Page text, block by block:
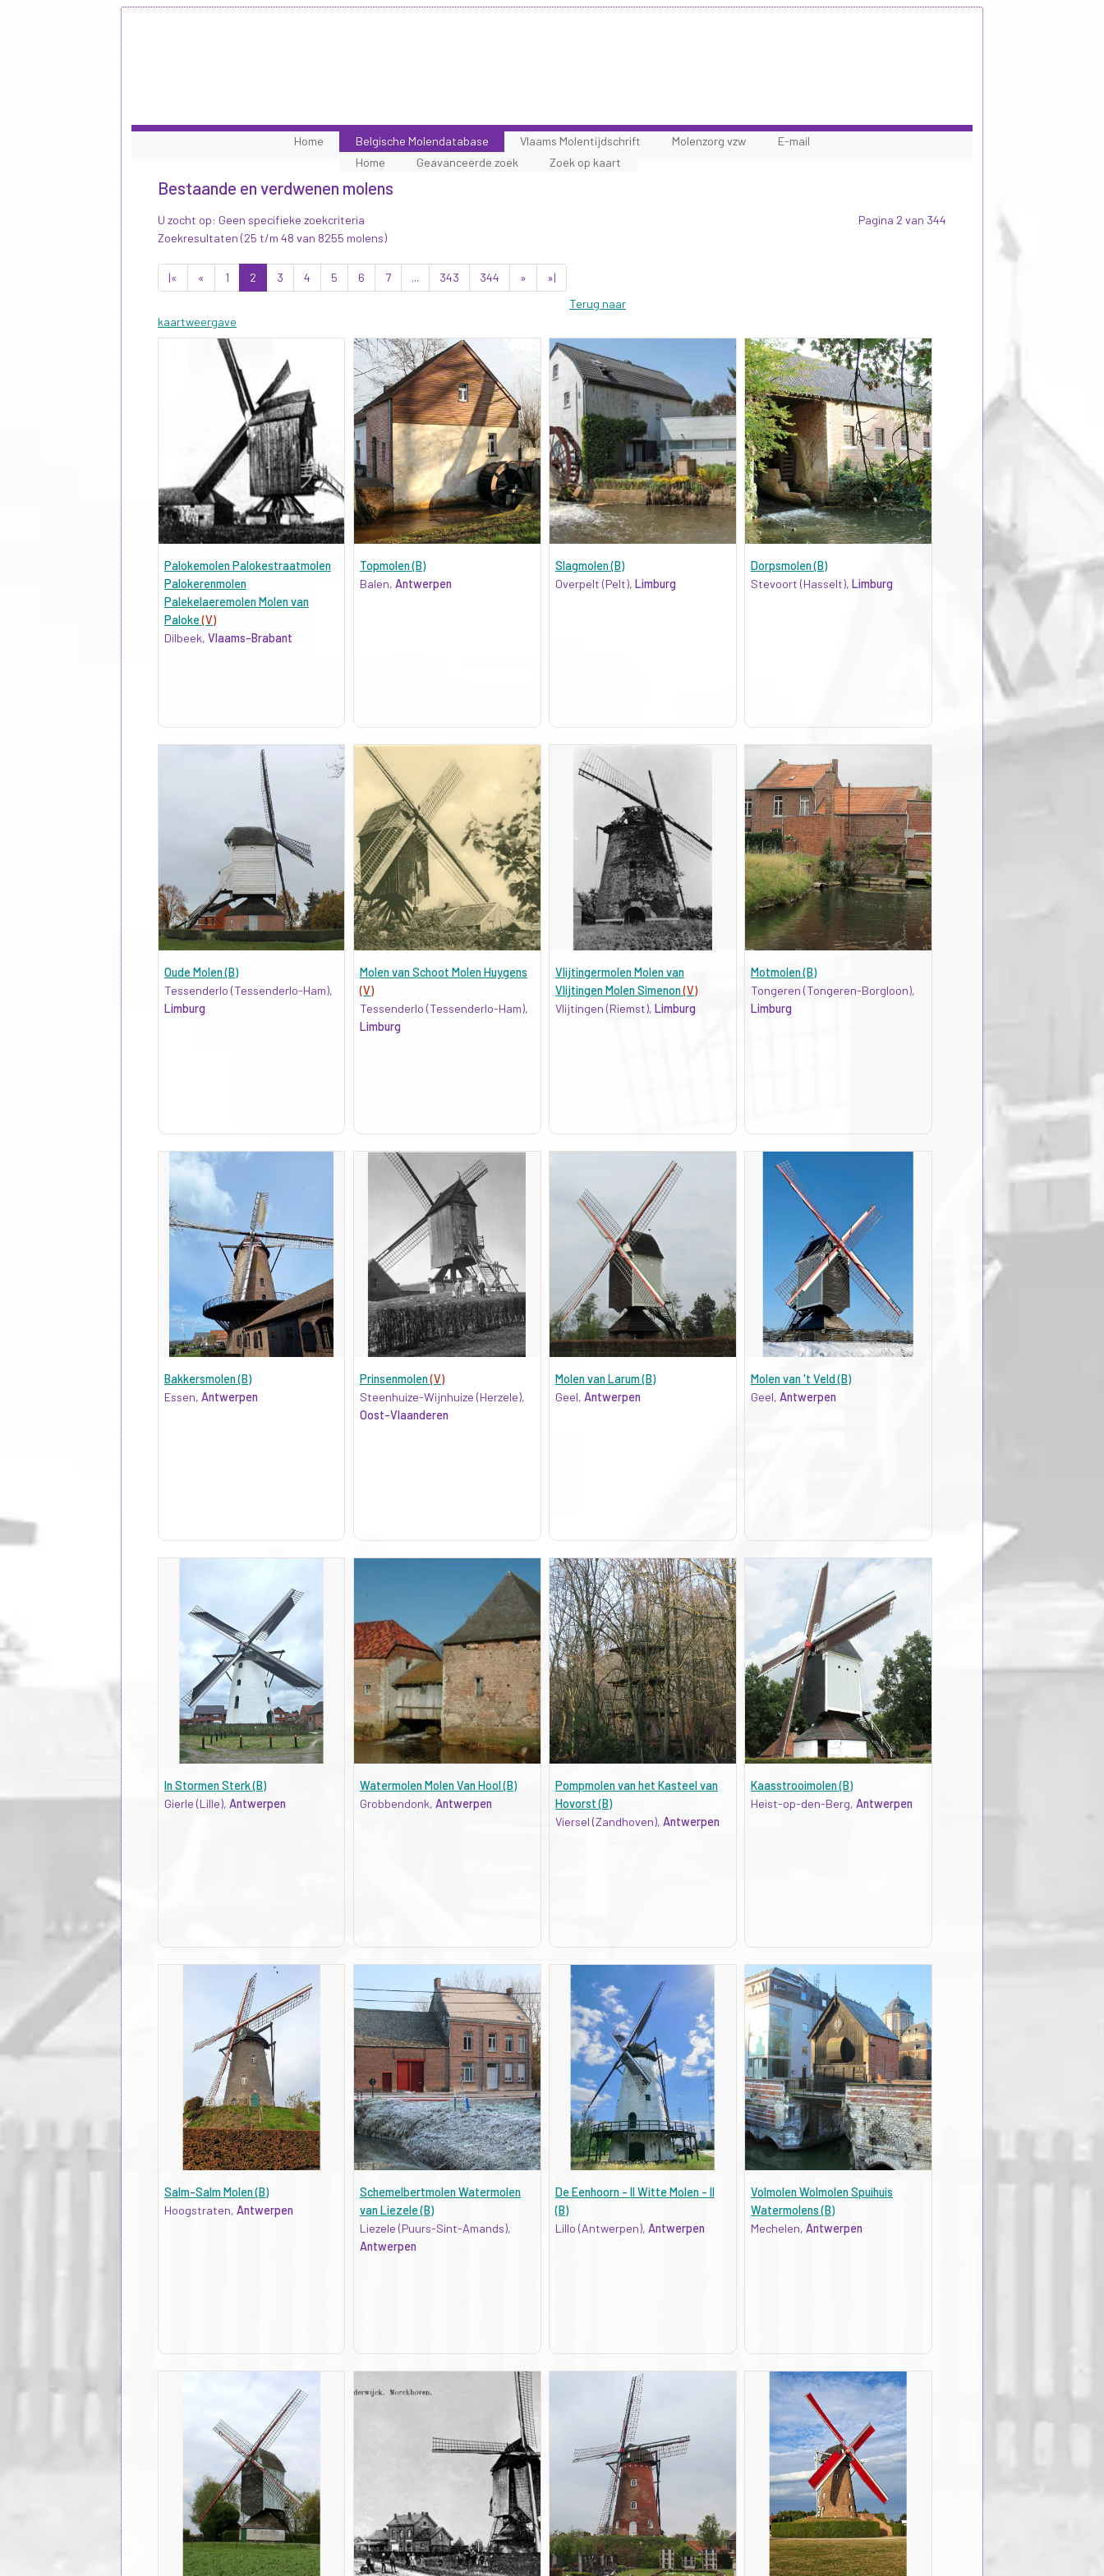
Home
Belgische Molendatabase
Home
Geavanceerde zoek Zoek op kaart
Vlaams Molentijdschrift Molenzorg vzw E-mail
Bestaande en verdwenen molens
U zocht op: Geen specifieke zoekcriteria
Zoekresultaten (25 t/m 48 van 8255 molens)
|« « 1 2 3 4 5 6 7 ... 343 344 »
»|
Terug naar
kaartweergave
Pagina 2 van 344
Palokemolen Palokestraatmolen
Palokerenmolen
Palekelaeremolen Molen van
Paloke(V)
Dilbeek, Vlaams-Brabant
Topmolen (B)
Balen, Antwerpen
Slagmolen (B)
Overpelt (Pelt), Limburg
Dorpsmolen (B)
Stevoort (Hasselt), Limburg
Oude Molen (B)
Tessenderlo (Tessenderlo-Ham),
Limburg
Molen van Schoot Molen Huygens
(V)
Tessenderlo (Tessenderlo-Ham),
Limburg
Vlijtingermolen Molen van
Vlijtingen Molen Simenon(V)
Vlijtingen (Riemst), Limburg
Motmolen (B)
Tongeren (Tongeren-Borgloon),
Limburg
Bakkersmolen (B)
Essen, Antwerpen
Prinsenmolen(V)
Steenhuize-Wijnhuize (Herzele),
Oost-Vlaanderen
Molen van Larum (B)
Geel, Antwerpen
Molen van 't Veld (B)
Geel, Antwerpen
In Stormen Sterk (B)
Gierle (Lille), Antwerpen
Watermolen Molen Van Hool (B)
Grobbendonk, Antwerpen
Pompmolen van het Kasteel van
Hovorst (B)
Viersel (Zandhoven), Antwerpen
Kaasstrooimolen (B)
Heist-op-den-Berg, Antwerpen
Salm-Salm Molen (B)
Hoogstraten, Antwerpen
Schemelbertmolen Watermolen
van Liezele (B)
Liezele (Puurs-Sint-Amands),
Antwerpen
De Eenhoorn - II Witte Molen - II
(B)
Lillo (Antwerpen), Antwerpen
Volmolen Wolmolen Spuihuis
Watermolens (B)
Mechelen, Antwerpen